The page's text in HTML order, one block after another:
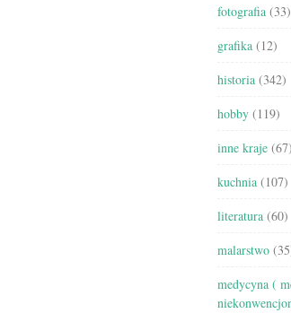
fotografia (33)
grafika (12)
historia (342)
hobby (119)
inne kraje (67)
kuchnia (107)
literatura (60)
malarstwo
medycyna (